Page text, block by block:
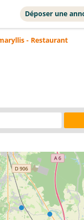
Déposer une
- Restaurant